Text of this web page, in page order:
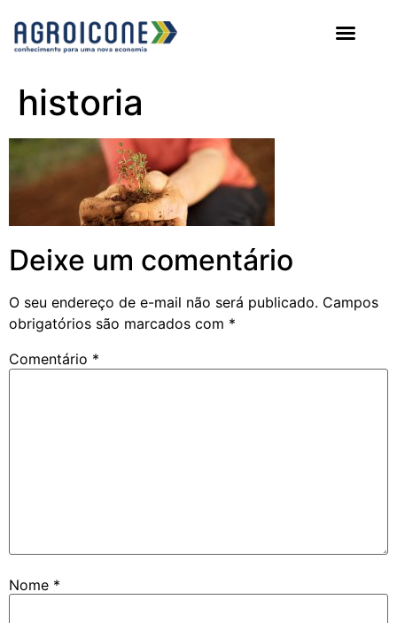
historia
Deixe um comentário
O seu endereço de e-mail não será publicado. Campos
obrigatórios são marcados com *
Comentário *
Nome *